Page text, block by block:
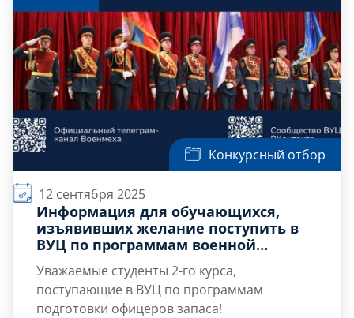
ноября 1941 года.
Конкурсный отбор
12 сентября 2025
Информация для обучающихся,
изъявивших желание поступить в
ВУЦ по программам военной
подготовки офицеров запаса
Уважаемые студенты 2-го курса,
поступающие в ВУЦ по программам
подготовки офицеров запаса!